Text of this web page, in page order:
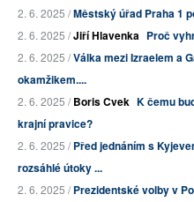
2. 6. 2025 /Městský úřad Praha 1
2. 6. 2025 /Jiří Hlavenka Proč
2. 6. 2025 /Válka mezi Izraelem a
okamžikem....
2. 6. 2025 /Boris Cvek K čemu
krajní pravice?
2. 6. 2025 /Před jednáním s
rozsáhlé útoky ...
2. 6. 2025 /Prezidentské volby v